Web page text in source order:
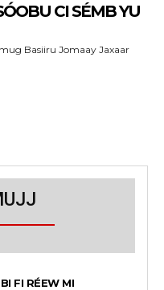
CI SÉMB YU
Basiiru Jomaay Jaxaar
FI RÉEW MI